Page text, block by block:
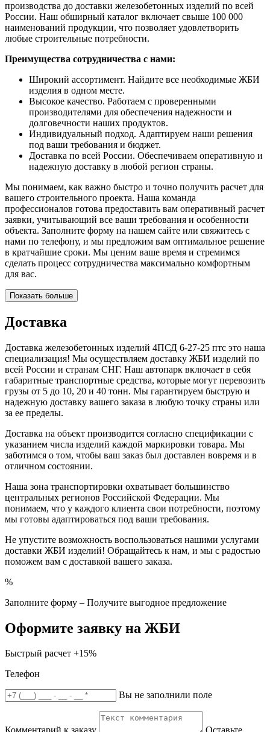
производства до доставки железобетонных изделий по всей
России. Наш обширный каталог включает свыше 100 000
наименований продукции, что позволяет удовлетворить
любые строительные потребности.
Преимущества сотрудничества с нами:
Широкий ассортимент. Найдите все необходимые ЖБИ
изделия в одном месте.
Высокое качество. Работаем с проверенными
производителями для обеспечения надежности и
долговечности наших продуктов.
Индивидуальный подход. Адаптируем наши решения
под ваши требования и бюджет.
Доставка по всей России. Обеспечиваем оперативную и
надежную доставку в любой регион страны.
Мы понимаем, как важно быстро и точно получить расчет для
вашего строительного проекта. Наша команда
профессионалов готова предоставить вам оперативный расчет
заявки, учитывающий все ваши требования и особенности
объекта. Заполните форму на нашем сайте или свяжитесь с
нами по телефону, и мы предложим вам оптимальное решение
в кратчайшие сроки. Мы ценим ваше время и стремимся
сделать процесс сотрудничества максимально комфортным
для вас.
Показать больше
Доставка
Доставка железобетонных изделий 4ПСД 6-27-25 птс это наша
специализация! Мы осуществляем доставку ЖБИ изделий по
всей России и странам СНГ. Наш автопарк включает в себя
габаритные транспортные средства, которые могут перевозить
грузы от 5 до 10, 20 и 40 тонн. Мы гарантируем быструю и
надежную доставку вашего заказа в любую точку страны или
за ее пределы.
Доставка на объект производится согласно спецификации с
указанием числа изделий каждой маркировки товара. Мы
заботимся о том, чтобы ваш заказ был доставлен вовремя и в
отличном состоянии.
Наша зона транспортировки охватывает большинство
центральных регионов Российской Федерации. Мы
понимаем, что у каждого клиента свои потребности, поэтому
мы готовы адаптироваться под ваши требования.
Не упустите возможность воспользоваться нашими услугами
доставки ЖБИ изделий! Обращайтесь к нам, и мы с радостью
поможем вам с доставкой вашего заказа.
%
Заполните форму – Получите выгодное предложение
Оформите заявку на ЖБИ
Быстрый расчет +15%
Телефон
Вы не заполнили поле